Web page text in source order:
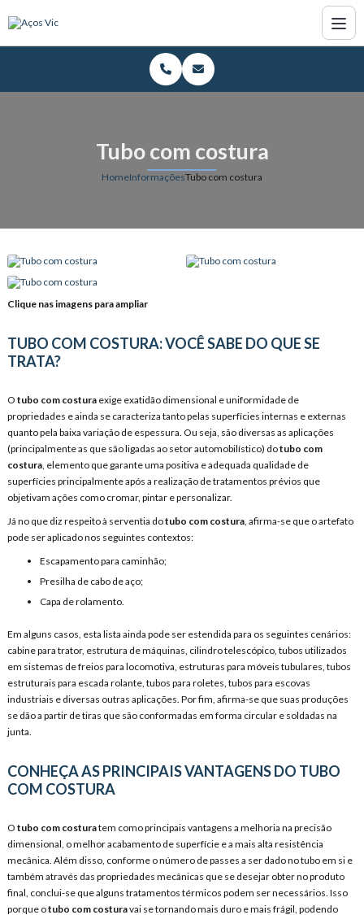
HomeInformaçõesTubo com costura
Tubo com costura
Clique nas imagens para ampliar
TUBO COM COSTURA: VOCÊ SABE DO QUE SE
TRATA?
O tubo com costura exige exatidão dimensional e uniformidade de
propriedades e ainda se caracteriza tanto pelas superfícies internas e externas
quanto pela baixa variação de espessura. Ou seja, são diversas as aplicações
(principalmente as que são ligadas ao setor automobilístico) dotubo com
costura, elemento que garante uma positiva e adequada qualidade de
superfícies principalmente após a realização de tratamentos prévios que
objetivam ações como cromar, pintar e personalizar.
Já no que diz respeito à serventia dotubo com costura, afirma-se que o artefato
pode ser aplicado nos seguintes contextos:
Escapamento para caminhão;
Presilha de cabo de aço;
Capa de rolamento.
Em alguns casos, esta lista ainda pode ser estendida para os seguintes cenários:
cabine para trator, estrutura de máquinas, cilindro telescópico, tubos utilizados
em sistemas de freios para locomotiva, estruturas para móveis tubulares, tubos
estruturais para escada rolante, tubos para roletes, tubos para escovas
industriais e diversas outras aplicações. Por fim, afirma-se que suas produções
se dão a partir de tiras que são conformadas em forma circular e soldadas na
junta.
CONHEÇA AS PRINCIPAIS VANTAGENS DO TUBO
COM COSTURA
O tubo com costuratem como principais vantagens a melhoria na precisão
dimensional, o melhor acabamento de superfície e a mais alta resistência
mecânica. Além disso, conforme o número de passes a ser dado no tubo em si e
também através das propriedades mecânicas que se desejar obter no produto
final, conclui-se que alguns tratamentos térmicos podem ser necessários. Isso
porque otubo com costuravai se tornando mais duro e mais frágil, podendo